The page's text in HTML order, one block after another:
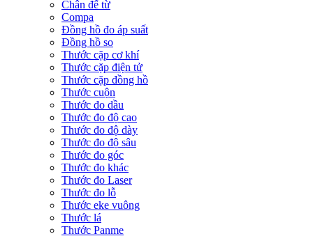
Chân đế từ
Compa
Đồng hồ đo áp suất
Đồng hồ so
Thước cặp cơ khí
Thước cặp điện tử
Thước cặp đồng hồ
Thước cuộn
Thước đo dầu
Thước đo độ cao
Thước đo độ dày
Thước đo độ sâu
Thước đo góc
Thước đo khác
Thước đo Laser
Thước đo lỗ
Thước eke vuông
Thước lá
Thước Panme